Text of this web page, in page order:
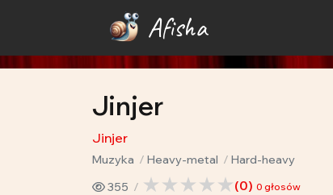
Afisha
Jinjer
Jinjer
Muzyka Heavy-metal
Hard-heavy
355
(0) 0 głosów